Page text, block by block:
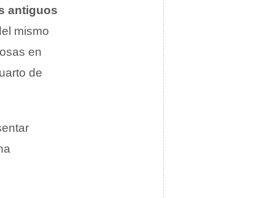
antiguos
mismo
en
de